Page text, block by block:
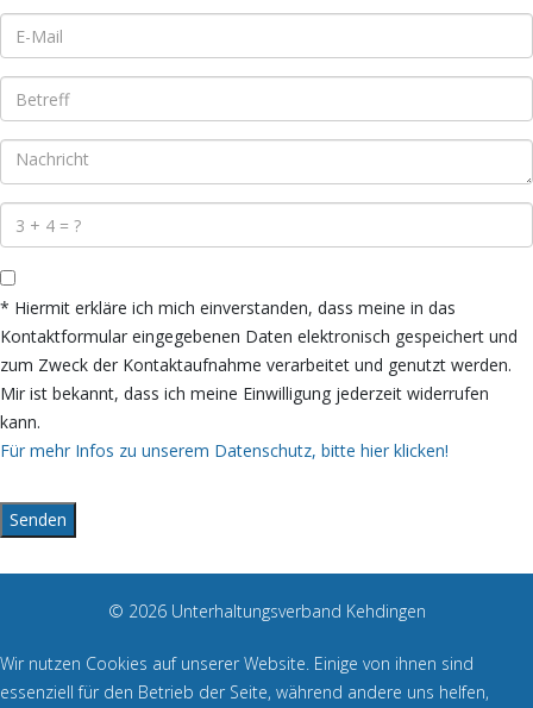
* Hiermit erkläre ich mich einverstanden, dass meine in das
Kontaktformular eingegebenen Daten elektronisch gespeichert und
zum Zweck der Kontaktaufnahme verarbeitet und genutzt werden.
Mir ist bekannt, dass ich meine Einwilligung jederzeit widerrufen
kann.
Für mehr Infos zu unserem Datenschutz, bitte hier klicken!
Senden
© 2026 Unterhaltungsverband Kehdingen
Wir nutzen Cookies auf unserer Website. Einige von ihnen sind
essenziell für den Betrieb der Seite, während andere uns helfen,